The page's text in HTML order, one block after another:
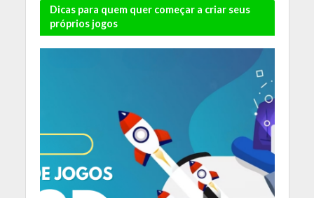
Dicas para quem quer começar a criar seus
próprios jogos